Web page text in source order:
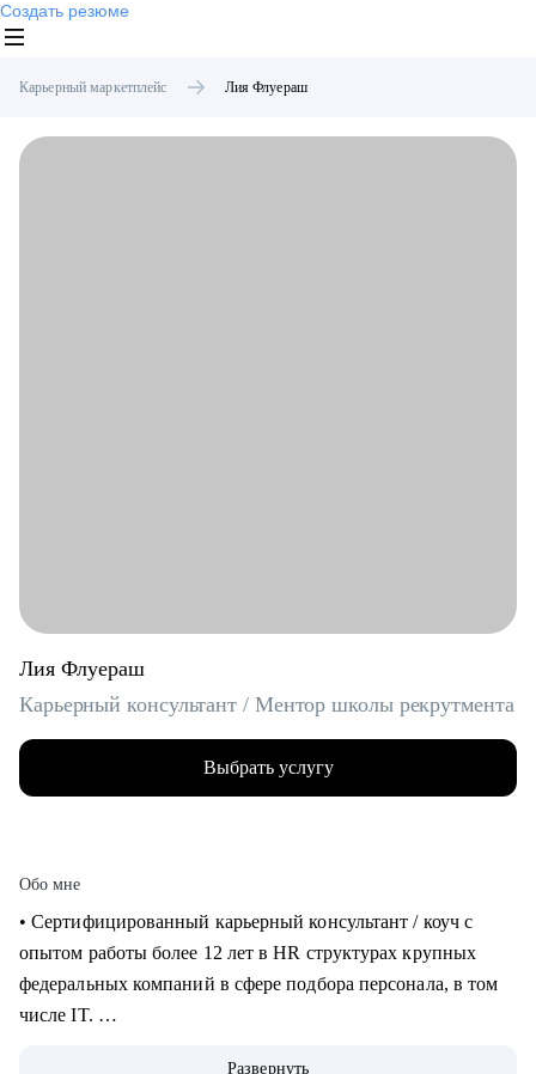
Создать резюме
Карьерный маркетплейс Лия Флуераш
Лия Флуераш
Карьерный консультант / Ментор школы рекрутмента
Выбрать услугу
Обо мне
• Сертифицированный карьерный консультант / коуч с
опытом работы более 12 лет в HR структурах крупных
федеральных компаний в сфере подбора персонала, в том
числе IT.
Развернуть